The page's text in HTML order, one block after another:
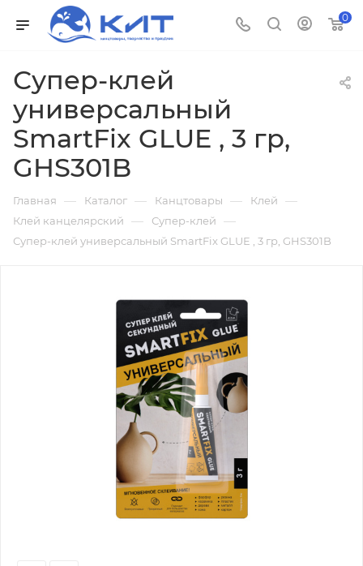
0
Супер-клей
универсальный
SmartFix GLUE , 3 гр,
GHS301B
Главная — Каталог — Канцтовары — Клей —
Клей канцелярский — Супер-клей —
Супер-клей универсальный SmartFix GLUE , 3 гр, GHS301B